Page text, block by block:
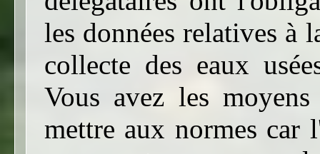
les données relatives à
collecte des eaux
Vous avez les
mettre aux normes car